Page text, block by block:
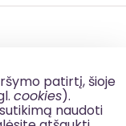
patirtį, šioje
cookies).
naudoti